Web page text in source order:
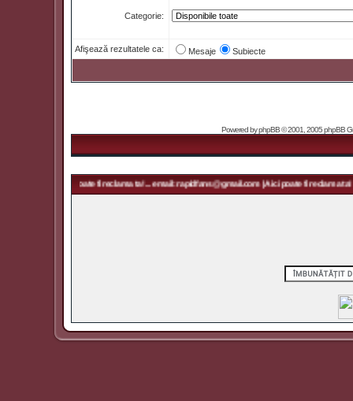
Categorie:
Afişează rezultatele ca: Mesaje Subiecte
Powered byphpBB© 2001, 2005 phpBB
| Aici poate fi reclama ta! ... email: rapidfans@gmail.com | Aici poate fi reclama ta! ...